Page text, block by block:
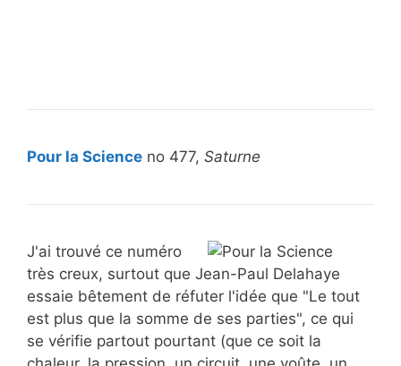
Pour la Science no 477, Saturne
J'ai trouvé ce numéro
très creux, surtout que Jean-Paul Delahaye
essaie bêtement de réfuter l'idée que "Le tout
est plus que la somme de ses parties", ce qui
se vérifie partout pourtant (que ce soit la